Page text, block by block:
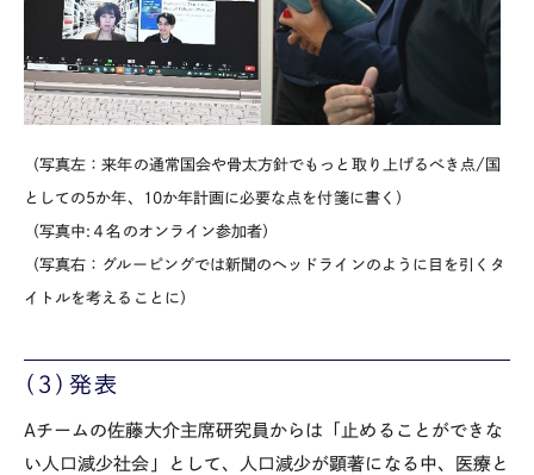
（写真左：来年の通常国会や骨太方針でもっと取り上げるべき点/国
としての5か年、10か年計画に必要な点を付箋に書く）
（写真中:４名のオンライン参加者）
（写真右：グルーピングでは新聞のヘッドラインのように目を引くタ
イトルを考えることに）
（３）発表
Aチームの佐藤大介主席研究員からは「止めることができな
い人口減少社会」として、人口減少が顕著になる中、医療と